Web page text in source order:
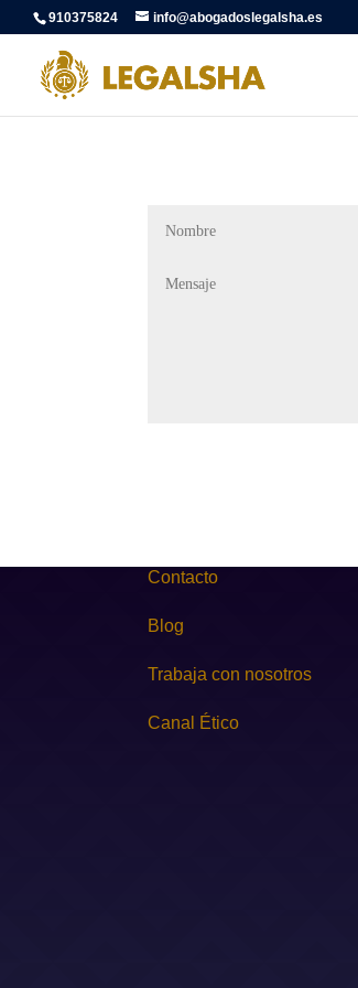
910375824 info@abogadoslegalsha.es
Contacto
Blog
Trabaja con nosotros
Canal Ético